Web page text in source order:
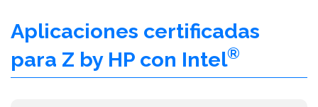
Aplicaciones certificadas
para Z by HP con Intel®